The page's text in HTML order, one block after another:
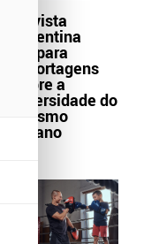
Revista
argentina
prepara
reportagens
sobre a
diversidade do
turismo
baiano